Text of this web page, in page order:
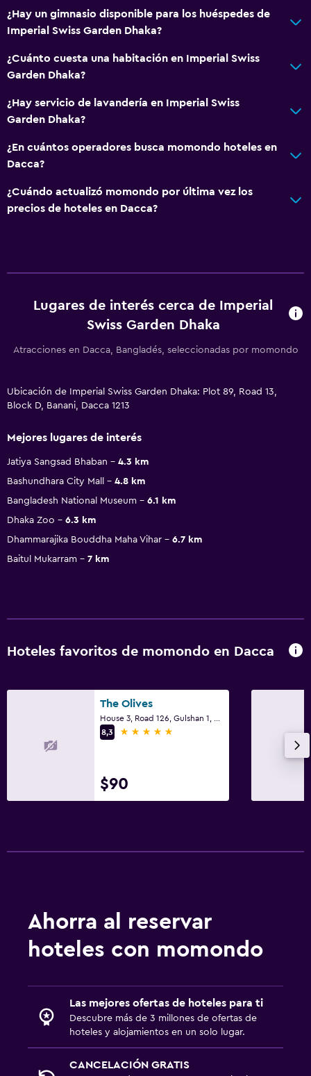
¿Hay un gimnasio disponible para los huéspedes de
Imperial Swiss Garden Dhaka?
¿Cuánto cuesta una habitación en Imperial Swiss
Garden Dhaka?
¿Hay servicio de lavandería en Imperial Swiss
Garden Dhaka?
¿En cuántos operadores busca momondo hoteles en
Dacca?
¿Cuándo actualizó momondo por última vez los
precios de hoteles en Dacca?
Lugares de interés cerca de Imperial
Swiss Garden Dhaka
Atracciones en Dacca, Bangladés, seleccionadas por momondo
Ubicación de Imperial Swiss Garden Dhaka: Plot 89, Road 13,
Block D, Banani, Dacca 1213
Mejores lugares de interés
Jatiya Sangsad Bhaban
4.3 km
Bashundhara City Mall
4.8 km
Bangladesh National Museum
6.1 km
Dhaka Zoo
6.3 km
Dhammarajika Bouddha Maha Vihar
6.7 km
Baitul Mukarram
7 km
Hoteles favoritos de momondo en Dacca
The Olives
8,3
5 estrellas
$90
Ahorra al reservar
hoteles con momondo
Las mejores ofertas de hoteles para ti
Descubre más de 3 millones de ofertas de
hoteles y alojamientos en un solo lugar.
CANCELACIÓN GRATIS